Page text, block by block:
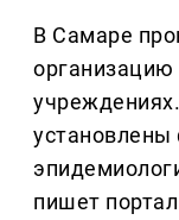
В Самаре
организацию
пишет портал